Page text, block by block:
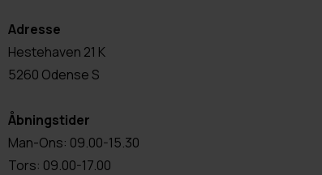
Adresse
Hestehaven 21 K
5260 Odense S
Åbningstider
Man-Ons: 09.00-15.30
Tors: 09.00-17.00